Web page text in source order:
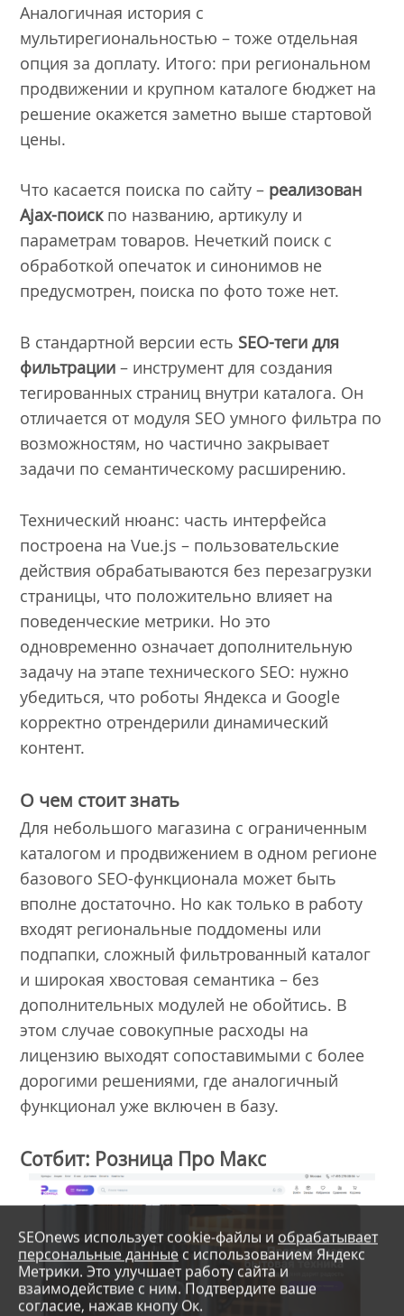
Аналогичная история с
мультирегиональностью – тоже отдельная
опция за доплату. Итого: при региональном
продвижении и крупном каталоге бюджет на
решение окажется заметно выше стартовой
цены.
Что касается поиска по сайту – реализован
Ajax-поискпо названию, артикулу и
параметрам товаров. Нечеткий поиск с
обработкой опечаток и синонимов не
предусмотрен, поиска по фото тоже нет.
В стандартной версии есть SEO-теги для
фильтрации – инструмент для создания
тегированных страниц внутри каталога. Он
отличается от модуля SEO умного фильтра по
возможностям, но частично закрывает
задачи по семантическому расширению.
Технический нюанс: часть интерфейса
построена на Vue.js – пользовательские
действия обрабатываются без перезагрузки
страницы, что положительно влияет на
поведенческие метрики. Но это
одновременно означает дополнительную
задачу на этапе технического SEO: нужно
убедиться, что роботы Яндекса и Google
корректно отрендерили динамический
контент.
О чем стоит знать
Для небольшого магазина с ограниченным
каталогом и продвижением в одном регионе
базового SEO-функционала может быть
вполне достаточно. Но как только в работу
входят региональные поддомены или
подпапки, сложный фильтрованный каталог
и широкая хвостовая семантика – без
дополнительных модулей не обойтись. В
этом случае совокупные расходы на
лицензию выходят сопоставимыми с более
дорогими решениями, где аналогичный
функционал уже включен в базу.
Сотбит: Розница Про Макс
SEOnews использует cookie-файлы и обрабатывает
персональные данные с использованием Яндекс
Метрики. Это улучшает работу сайта и
взаимодействие с ним. Подтвердите ваше
согласие, нажав кнопу Ок.